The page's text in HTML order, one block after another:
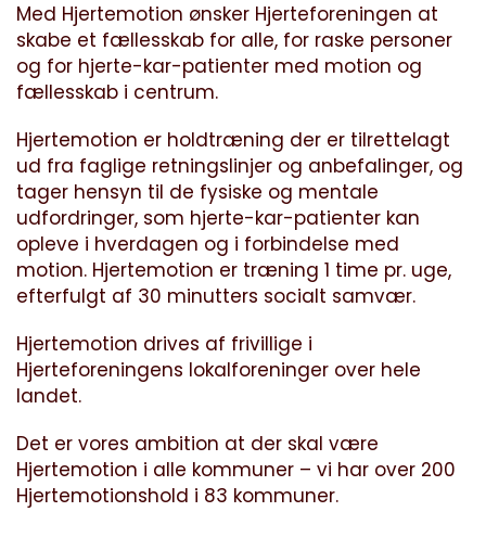
Med Hjertemotion ønsker Hjerteforeningen at
skabe et fællesskab for alle, for raske personer
og for hjerte-kar-patienter med motion og
fællesskab i centrum.
Hjertemotion er holdtræning der er tilrettelagt
ud fra faglige retningslinjer og anbefalinger, og
tager hensyn til de fysiske og mentale
udfordringer, som hjerte-kar-patienter kan
opleve i hverdagen og i forbindelse med
motion. Hjertemotion er træning 1 time pr. uge,
efterfulgt af 30 minutters socialt samvær.
Hjertemotion drives af frivillige i
Hjerteforeningens lokalforeninger over hele
landet.
Det er vores ambition at der skal være
Hjertemotion i alle kommuner – vi har over 200
Hjertemotionshold i 83 kommuner.